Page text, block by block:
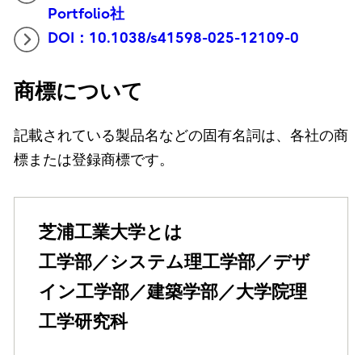
Portfolio社
DOI：10.1038/s41598-025-12109-0
商標について
記載されている製品名などの固有名詞は、各社の商
標または登録商標です。
芝浦工業大学とは
工学部／システム理工学部／デザ
イン工学部／建築学部／大学院理
工学研究科